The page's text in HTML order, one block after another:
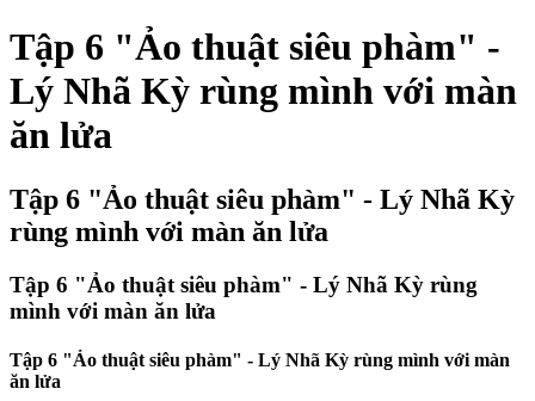
Tập 6 "Ảo thuật siêu phàm" -
Lý Nhã Kỳ rùng mình với màn
ăn lửa
Tập 6 "Ảo thuật siêu phàm" - Lý Nhã Kỳ
rùng mình với màn ăn lửa
Tập 6 "Ảo thuật siêu phàm" - Lý Nhã Kỳ rùng
mình với màn ăn lửa
Tập 6 "Ảo thuật siêu phàm" - Lý Nhã Kỳ rùng mình với màn
ăn lửa